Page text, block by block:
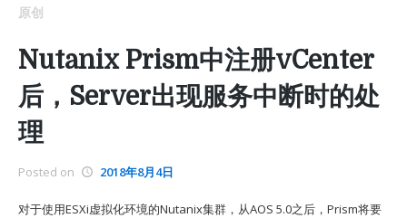
原创
Nutanix Prism中注册vCenter
后，Server出现服务中断时的处
理
Posted on 2018年8月4日
对于使用ESXi虚拟化环境的Nutanix集群，从AOS 5.0之后，Prism将要